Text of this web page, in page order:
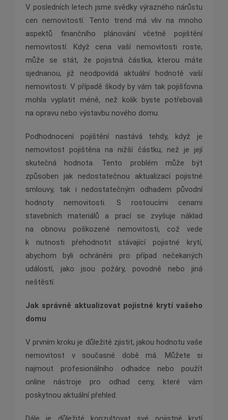
V posledních letech jsme svědky výrazného nárůstu
cen nemovitostí. Tento trend má vliv na mnoho
aspektů finančního plánování včetně pojištění
nemovitostí. Když cena vaší nemovitosti roste,
může se stát, že pojistná částka, kterou máte
sjednanou, již neodpovídá aktuální hodnotě vaší
nemovitosti. V případě škody by vám tak pojišťovna
mohla vyplatit méně, než kolik byste potřebovali
na opravu nebo výstavbu nového domu.
Podhodnocení pojištění nastává tehdy, když je
nemovitost pojištěna na nižší částku, než je její
skutečná hodnota. Tento problém může být
způsoben jak nedostatečnou aktualizací pojistné
smlouvy, tak i nedostatečným odhadem původní
hodnoty nemovitosti. S rostoucími cenami
stavebních materiálů a prací se zvyšuje náklad
na obnovu poškozené nemovitosti, což vede
k nutnosti přehodnotit stávající pojistné krytí,
abychom byli ochráněni pro případ nečekaných
událostí, jako jsou požáry, povodně nebo jiná
neštěstí.
Jak správně aktualizovat pojistné krytí vašeho
domu
V prvním kroku je důležité zjistit, jakou hodnotu vaše
nemovitost v současné době má. Můžete si
najmout profesionálního odhadce nebo použít
online nástroje pro odhad ceny, které vám
poskytnou aktuální přehled.